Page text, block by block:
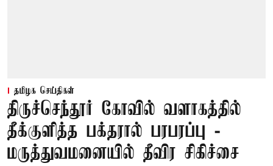
தமிழக செய்திகள்
திருச்செந்தூர் கோவில் வளாகத்தில்
தீக்குளித்த பக்தரால் பரபரப்பு -
மருத்துவமனையில் தீவிர சிகிச்சை